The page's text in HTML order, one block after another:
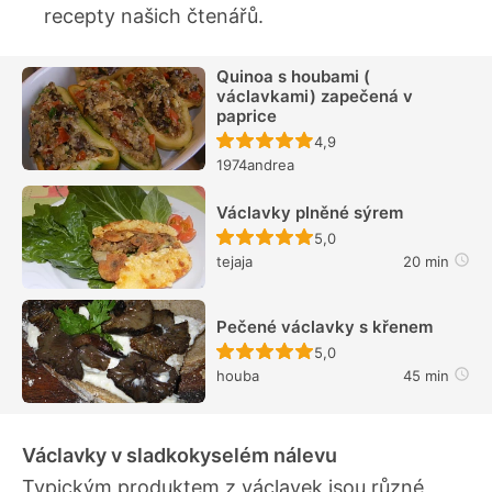
recepty našich čtenářů.
Quinoa s houbami (
václavkami) zapečená v
paprice
Recept ještě nebyl
4,9
1974andrea
Václavky plněné sýrem
Recept ještě nebyl
5,0
tejaja
20 min
Pečené václavky s křenem
Recept ještě nebyl
5,0
houba
45 min
Václavky v sladkokyselém nálevu
Typickým produktem z václavek jsou různé